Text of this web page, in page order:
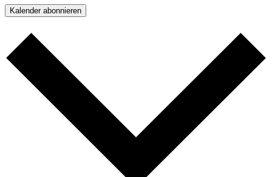
Kalender abonnieren